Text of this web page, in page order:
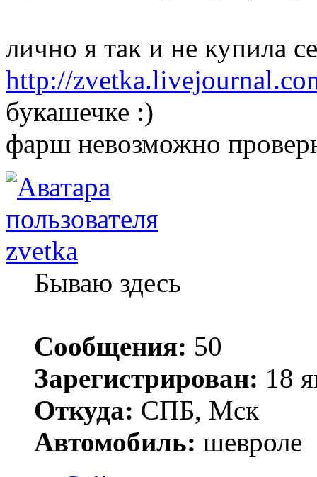
лично я так и не купила
http://
букашечке :)
фарш невозможно
zvetka
Бываю здесь
Сообщения: 50
Зарегистрирован: 18
Откуда: СПБ, Мск
Автомобиль: шевроле